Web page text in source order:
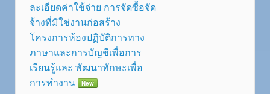
ละเอียดค่าใช้จ่าย การจัดซื้อจัด
จ้างที่มิใช่งานก่อสร้าง
โครงการห้องปฏิบัติการทาง
ภาษาและการบัญชีเพื่อการ
เรียนรู้และ พัฒนาทักษะเพื่อ
การทำงาน
New